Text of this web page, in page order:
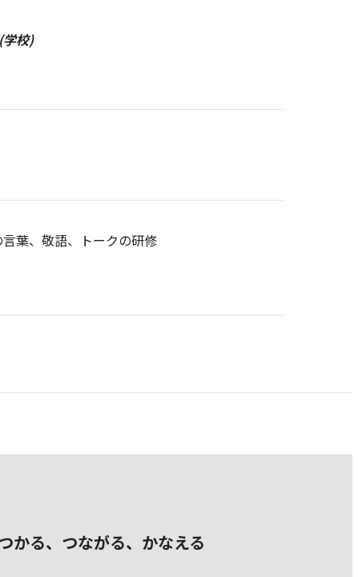
校)
葉、敬語、トークの研修
かる、つながる、かなえる